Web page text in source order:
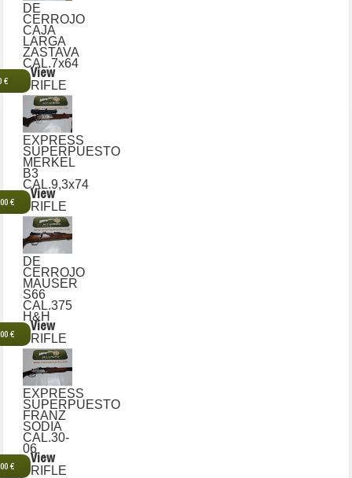
DE
CERROJO
CAJA
LARGA
ZASTAVA
CAL.7x64
€
View
RIFLE
EXPRESS
SUPERPUESTO
MERKEL
B3
CAL.9,3x74
€
View
RIFLE
DE
CERROJO
MAUSER
S66
CAL.375
H&H
€
View
RIFLE
EXPRESS
SUPERPUESTO
FRANZ
SODIA
CAL.30-
06
€
View
RIFLE